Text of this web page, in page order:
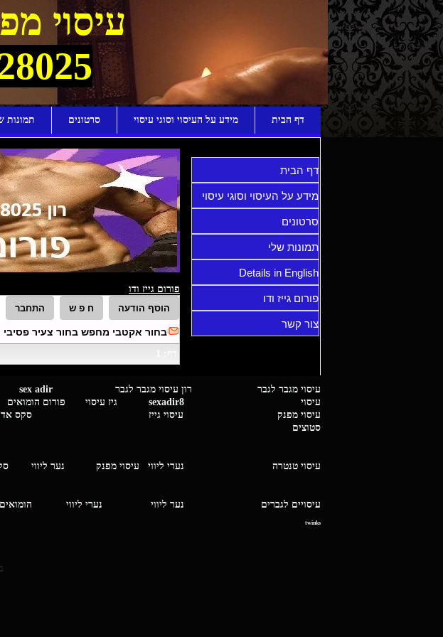
עיסוי
דף הבית מידע על העיסוי וסוגי עיסוי סרטונים תמונות
דף הבית
מידע על העיסוי וסוגי עיסוי
סרטונים
תמונות שלי
Details in English
פורום גייז ודו
צור קשר
פורום גייז ודו
בחור אקטבי מחפש בחור צעיר פסיבי
עיסוי מגבר לגבר רון עיסוי מגבר לגבר sex adir
עיסוי sexadir8 גיז עיסוי פורום הומואים
עיסוי מפנק
עיסוי גייז סקס
סטוצים
עיסוי טנטרה נערי ליווי עיסוי מפנק נער ליווי
עיסויים לגברים נער ליווי נערי ליווי
twinks